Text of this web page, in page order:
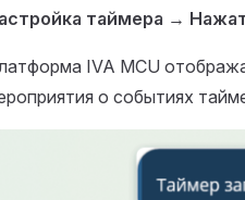
таймера →
IVA MCU
о событиях